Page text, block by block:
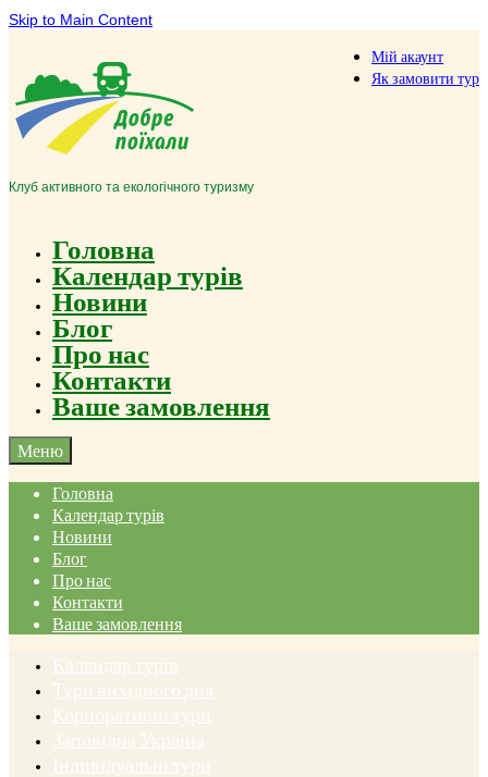
Skip to Main Content
Мій акаунт
Як замовити тур
Клуб активного та екологічного туризму
Головна
Календар турів
Новини
Блог
Про нас
Контакти
Ваше замовлення
Меню
Головна
Календар турів
Новини
Блог
Про нас
Контакти
Ваше замовлення
Календар турів
Тури вихідного дня
Корпоративні тури
Заповідна Україна
Індивідуальні тури